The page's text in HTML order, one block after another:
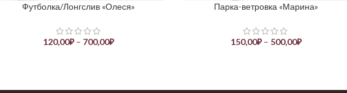
ПАРАМЕТРЫ
Футболка/Лонгслив «Олеся»
120,00₽ – 700,00₽
ВЫБЕРИТЕ ПАРАМЕТРЫ
Парка-ветровка «Марина»
150,00₽ – 500,00₽